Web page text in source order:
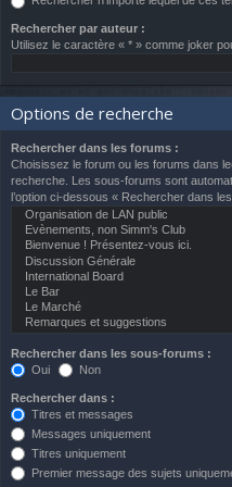
Rechercher par auteur :
Utilisez le caractère « * » comme joker
Options de recherche
Rechercher dans les forums :
Choisissez le forum ou les forums dans
recherche. Les sous-forums sont
l’option ci-dessous « Rechercher dans
Rechercher dans les sous-forums :
Oui
Non
Rechercher dans :
Titres et messages
Messages uniquement
Titres uniquement
Premier message des sujets